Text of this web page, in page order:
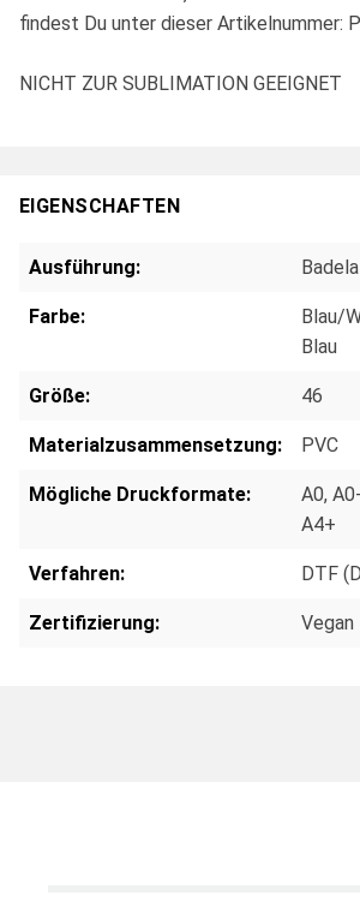
findest Du unter dieser Artikelnummer:
NICHT ZUR SUBLIMATION GEEIGNET
EIGENSCHAFTEN
Ausführung:
Farbe:
Blau/
Blau
Größe: 46
Materialzusammensetzung: PVC
Mögliche Druckformate: A0,
A4+
Verfahren: DTF
Zertifizierung: Vegan